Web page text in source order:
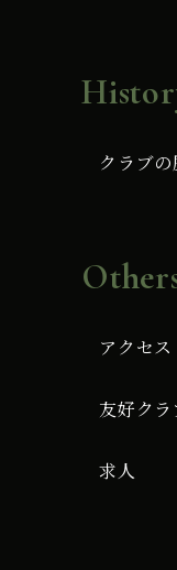
クラブ
アクセス
友好クラ
求人